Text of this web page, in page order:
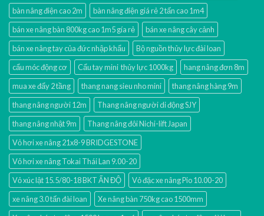
bàn nâng điện cao 2m
bàn nâng điện giá rẻ 2 tấn cao 1m4
bán xe nâng bàn 800kg cao 1m5 gía rẻ
bán xe nâng cây cảnh
bán xe nâng tay của đức nhập khẩu
Bộ nguồn thủy lực đài loan
cẩu móc động cơ
Cẩu tay mini thủy lực 1000kg
hang nâng đơn 8m
mua xe đẩy 2 tầng
thang nang sieu nho mini
thang nâng hàng 9m
thang nâng người 12m
Thang nâng người di động SJY
thang nâng nhật 9m
Thang nâng đôi Nichi-lift Japan
Vỏ hơi xe nâng 21x8-9 BRIDGESTONE
Vỏ hơi xe nâng Tokai Thái Lan 9.00-20
Vỏ xúc lật 15.5/80-18 BKT ẤN ĐỘ
Vỏ đặc xe nâng Pio 10.00-20
xe nâng 3.0 tấn đài loan
Xe nâng bàn 750kg cao 1500mm